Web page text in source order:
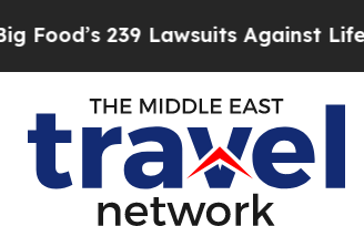
Against Life-Saving Policies